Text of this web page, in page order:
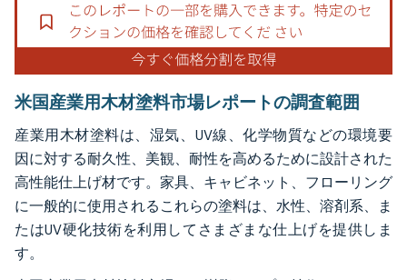
米国産業用木材塗料市場レポートの調査範囲
産業用木材塗料は、湿気、UV線、化学物質などの環境要
因に対する耐久性、美観、耐性を高めるために設計された
高性能仕上げ材です。家具、キャビネット、フローリング
に一般的に使用されるこれらの塗料は、水性、溶剤系、ま
たはUV硬化技術を利用してさまざまな仕上げを提供しま
す。